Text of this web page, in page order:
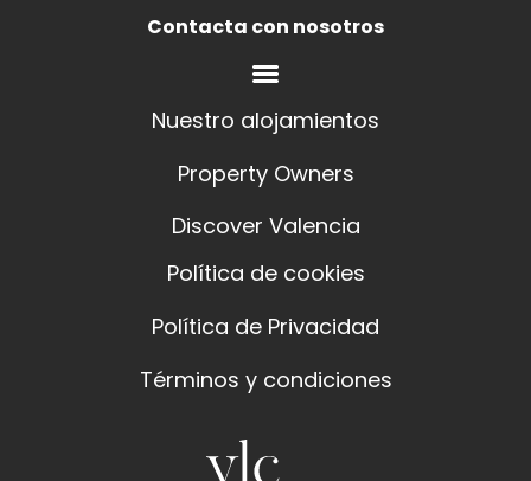
Contacta con nosotros
Nuestro alojamientos
Property Owners
Discover Valencia
Política de cookies
Política de Privacidad
Términos y condiciones